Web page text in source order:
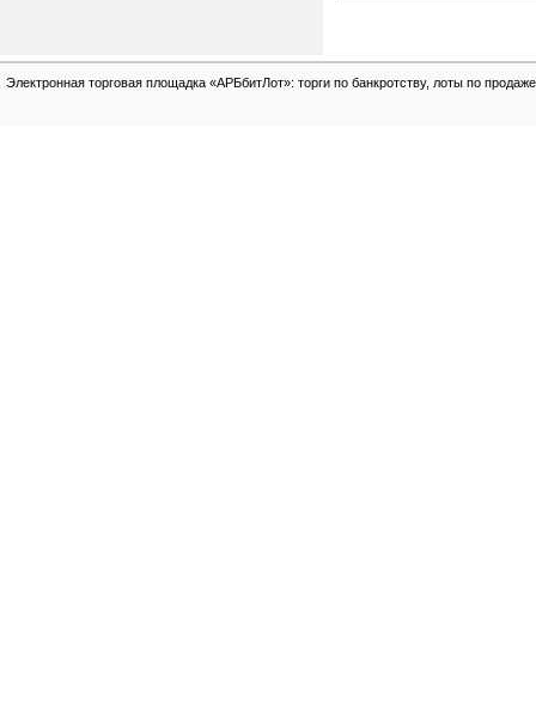
Электронная торговая площадка «АРБбитЛот»: торги по банкротству, лоты по